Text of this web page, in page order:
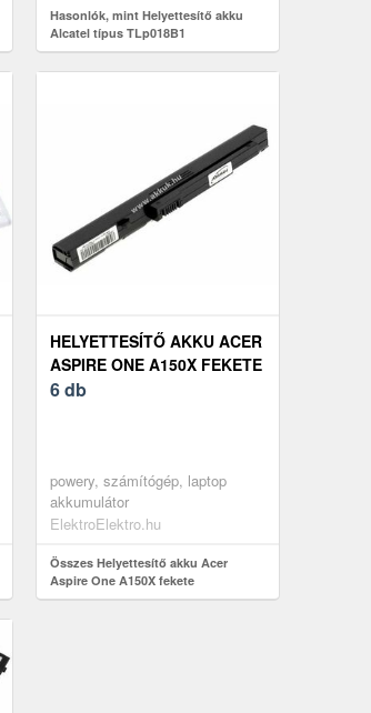
Hasonlók, mint Helyettesítő akku
Alcatel típus TLp018B1
HELYETTESÍTŐ AKKU ACER
ASPIRE ONE A150X FEKETE
6 db
powery, számítógép, laptop
akkumulátor
ElektroElektro.hu
Összes Helyettesítő akku Acer
Aspire One A150X fekete